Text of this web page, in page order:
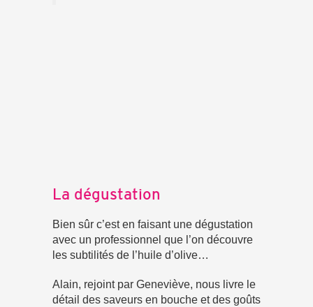
La dégustation
Bien sûr c’est en faisant une dégustation
avec un professionnel que l’on découvre
les subtilités de l’huile d’olive…
Alain, rejoint par Geneviève, nous livre le
détail des saveurs en bouche et des goûts